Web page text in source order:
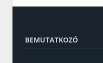
BEMUTATKOZÓ